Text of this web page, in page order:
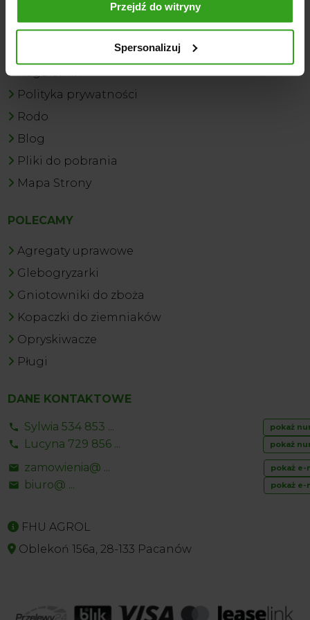
Przejdź do witryny
Spersonalizuj
bezpieczeństwo i precyzję.
Polityka prywatności
Rodo
Blog
Pliki do pobrania
Mapa Strony
POLECAMY
Agregaty uprawowe
Glebogryzarki
Gniotowniki do zboża
Kopaczki do ziemniaków
Opryskiwacze
Pługi
DANE KONTAKTOWE
Sylwia 534 853 ... pokaż
Lucyna 729 856 ... pokaż
zamowienia@ ... pokaż e-
biuro@ ... pokaż e-
FHU AGROL
Oblekoń 156a, 28-133 Pacanów